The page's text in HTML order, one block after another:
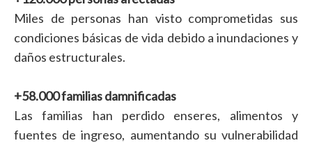
Miles de personas han visto comprometidas sus
condiciones básicas de vida debido a inundaciones y
daños estructurales.
+58.000 familias damnificadas
Las familias han perdido enseres, alimentos y
fuentes de ingreso, aumentando su vulnerabilidad